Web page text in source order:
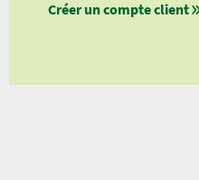
Créer un compte client